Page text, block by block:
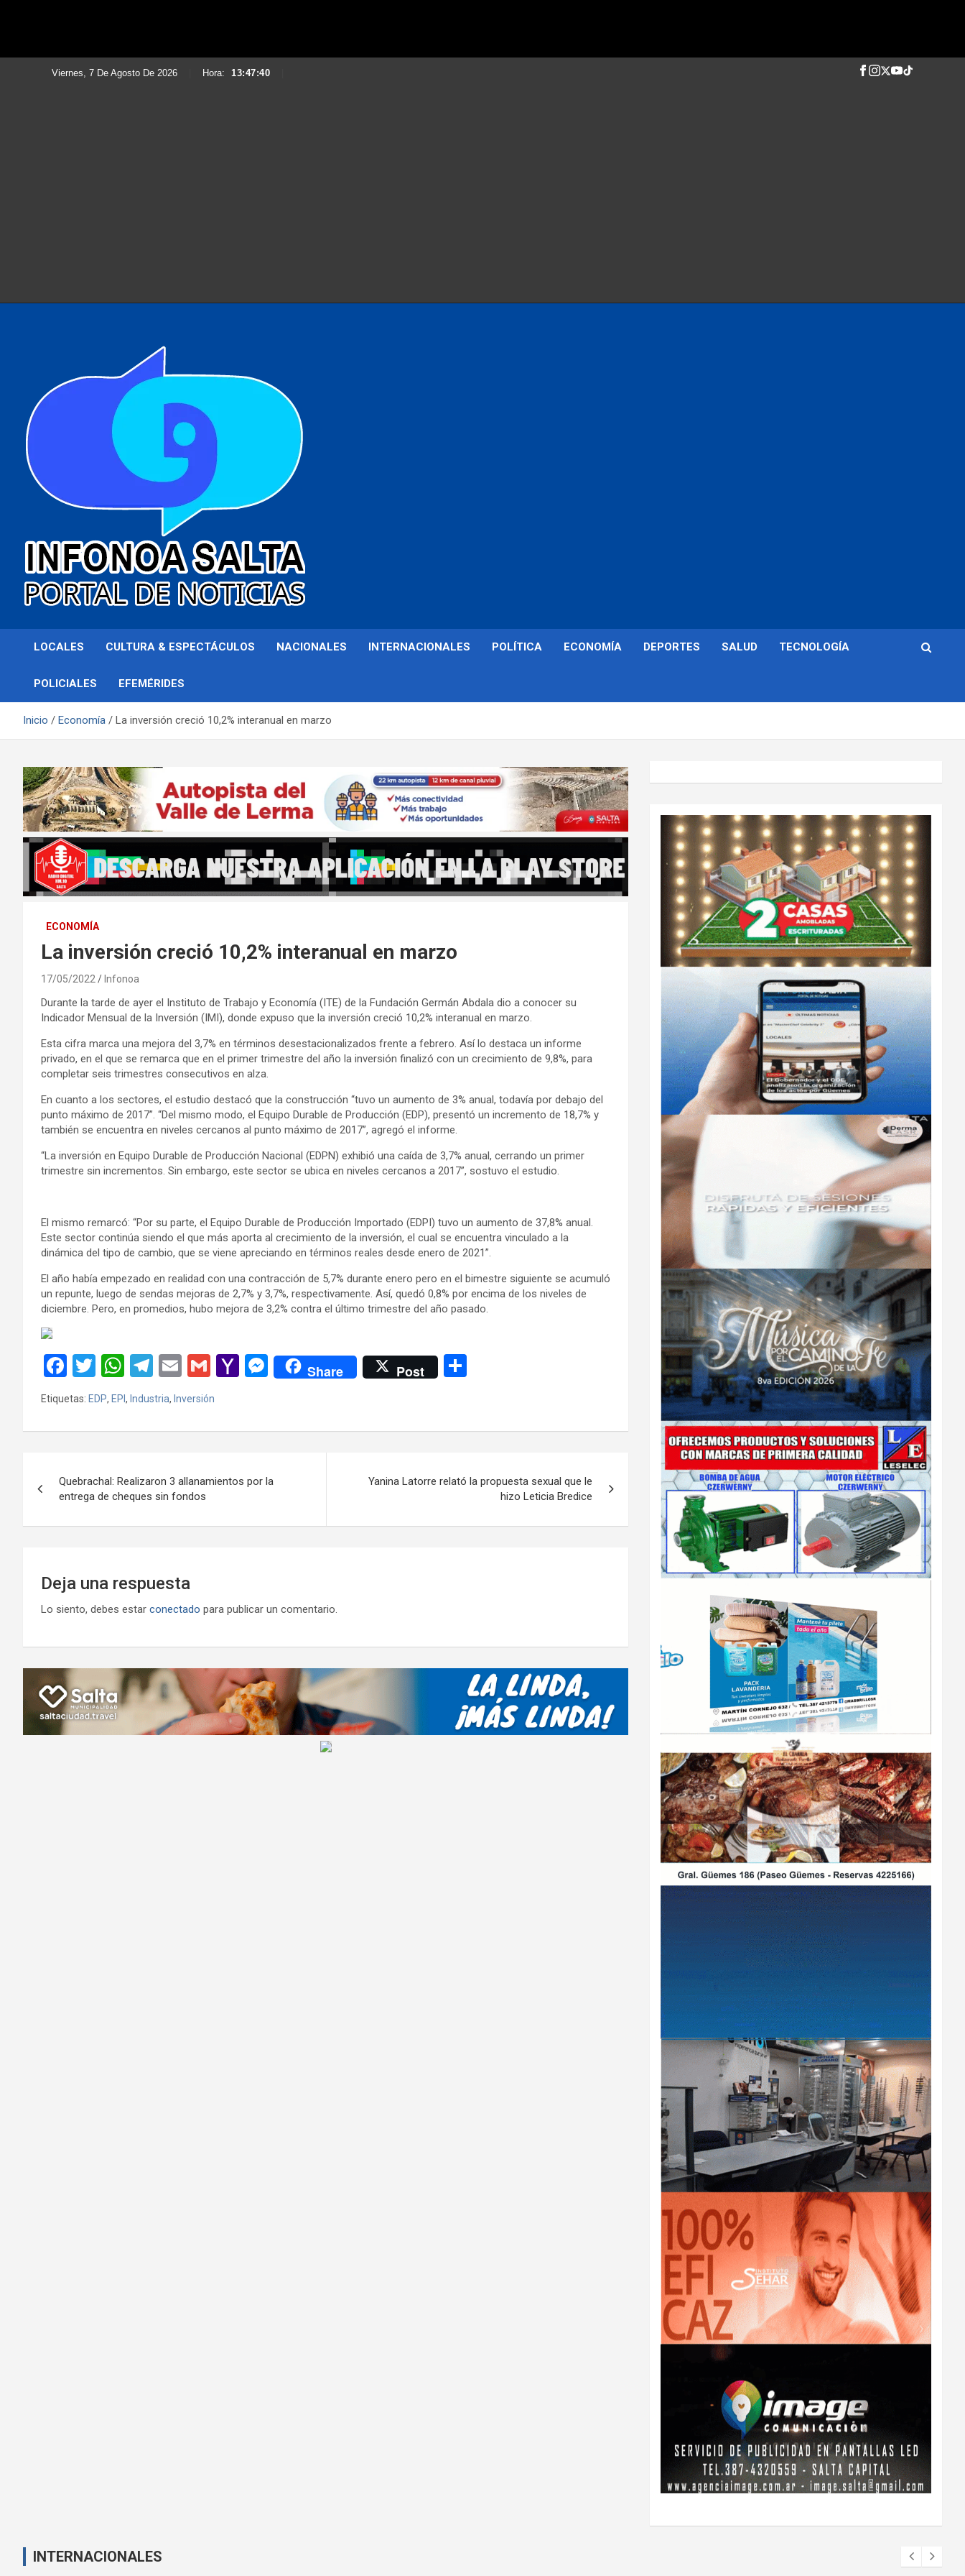
Viernes, 7 De Agosto De 2026 Hora: 13:47:42
Infonoa Salta
LOCALES CULTURA & ESPECTÁCULOS NACIONALES INTERNACIONALES POLÍTICA ECONOMÍA DEPORTES SALUD TECNOLOGÍA
POLICIALES EFEMÉRIDES
Inicio Economía La inversión creció 10,2% interanual en marzo
ECONOMÍA
La inversión creció 10,2% interanual en marzo
17/05/2022 Infonoa
Durante la tarde de ayer el Instituto de Trabajo y Economía (ITE) de la Fundación Germán Abdala dio a conocer su
Indicador Mensual de la Inversión (IMI), donde expuso que la inversión creció 10,2% interanual en marzo.
Esta cifra marca una mejora del 3,7% en términos desestacionalizados frente a febrero. Así lo destaca un informe
privado, en el que se remarca que en el primer trimestre del año la inversión finalizó con un crecimiento de 9,8%, para
completar seis trimestres consecutivos en alza.
En cuanto a los sectores, el estudio destacó que la construcción “tuvo un aumento de 3% anual, todavía por debajo del
punto máximo de 2017”. “Del mismo modo, el Equipo Durable de Producción (EDP), presentó un incremento de 18,7% y
también se encuentra en niveles cercanos al punto máximo de 2017”, agregó el informe.
“La inversión en Equipo Durable de Producción Nacional (EDPN) exhibió una caída de 3,7% anual, cerrando un primer
trimestre sin incrementos. Sin embargo, este sector se ubica en niveles cercanos a 2017”, sostuvo el estudio.
El mismo remarcó: “Por su parte, el Equipo Durable de Producción Importado (EDPI) tuvo un aumento de 37,8% anual.
Este sector continúa siendo el que más aporta al crecimiento de la inversión, el cual se encuentra vinculado a la
dinámica del tipo de cambio, que se viene apreciando en términos reales desde enero de 2021”.
El año había empezado en realidad con una contracción de 5,7% durante enero pero en el bimestre siguiente se acumuló
un repunte, luego de sendas mejoras de 2,7% y 3,7%, respectivamente. Así, quedó 0,8% por encima de los niveles de
diciembre. Pero, en promedios, hubo mejora de 3,2% contra el último trimestre del año pasado.
F
a
ce
b
o
k
T
wi
tt
er
W
h
at
s
p
p
T
el
e
gr
m
E
ail
G
ail
Y
o
M
M
n
er
Share Post
p
tir
Etiquetas: EDP, EPI, Industria, Inversión
de
entradas
Quebrachal: Realizaron 3 allanamientos por la
entrega de cheques sin fondos
Yanina Latorre relató la propuesta sexual que le
hizo Leticia Bredice
Deja una respuesta
Lo siento, debes estar conectado para publicar un comentario.
INTERNACIONALES